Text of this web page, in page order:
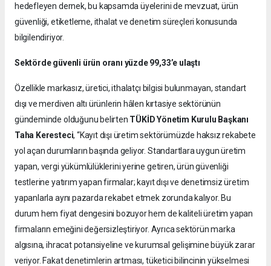
hedefleyen dernek, bu kapsamda üyelerini de mevzuat, ürün
güvenliği, etiketleme, ithalat ve denetim süreçleri konusunda
bilgilendiriyor.
Sektörde güvenli ürün oranı yüzde 99,33’e ulaştı
Özellikle markasız, üretici, ithalatçı bilgisi bulunmayan, standart
dışı ve merdiven altı ürünlerin hâlen kırtasiye sektörünün
gündeminde olduğunu belirten TÜKİD Yönetim Kurulu Başkanı
Taha Keresteci, “Kayıt dışı üretim sektörümüzde haksız rekabete
yol açan durumların başında geliyor. Standartlara uygun üretim
yapan, vergi yükümlülüklerini yerine getiren, ürün güvenliği
testlerine yatırım yapan firmalar; kayıt dışı ve denetimsiz üretim
yapanlarla aynı pazarda rekabet etmek zorunda kalıyor. Bu
durum hem fiyat dengesini bozuyor hem de kaliteli üretim yapan
firmaların emeğini değersizleştiriyor. Ayrıca sektörün marka
algısına, ihracat potansiyeline ve kurumsal gelişimine büyük zarar
veriyor. Fakat denetimlerin artması, tüketici bilincinin yükselmesi